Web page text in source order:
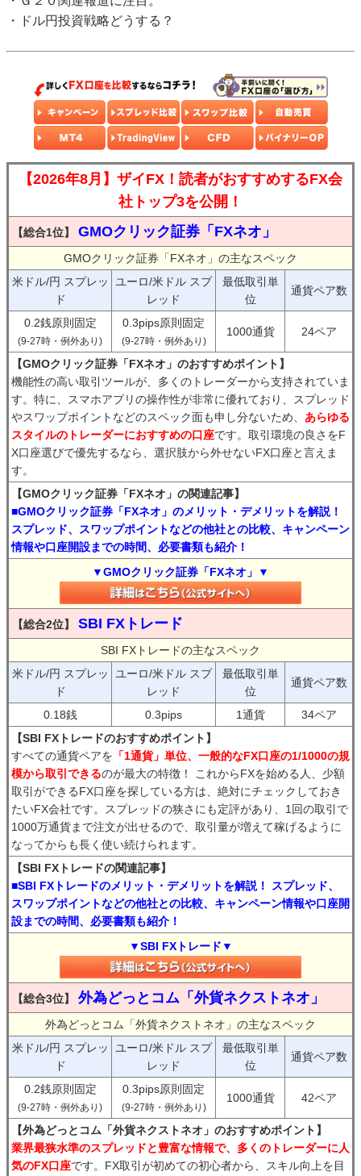
・ドル円投資戦略どうする？
【2026年8月】ザイFX！読者がおすすめするFX会
社トップ3を公開！
【総合1位】 GMOクリック証券「FXネオ」
GMOクリック証券「FXネオ」の主なスペック
米ドル/円 スプレッ
ド
ユーロ/米ドル スプ
レッド
最低取引単
位
通貨ペア数
0.2銭原則固定
(9-27時・例外あり)
0.3pips原則固定
(9-27時・例外あり)
1000通貨 24ペア
【GMOクリック証券「FXネオ」のおすすめポイント】
機能性の高い取引ツールが、多くのトレーダーから支持されていま
す。特に、スマホアプリの操作性が非常に優れており、スプレッド
やスワップポイントなどのスペック面も申し分ないため、 あらゆる
スタイルのトレーダーにおすすめの口座です。取引環境の良さをF
X口座選びで優先するなら、選択肢から外せないFX口座と言えま
す。
【GMOクリック証券「FXネオ」の関連記事】
■GMOクリック証券「FXネオ」のメリット・デメリットを解説！
スプレッド、スワップポイントなどの他社との比較、キャンペーン
情報や口座開設までの時間、必要書類も紹介！
▼GMOクリック証券「FXネオ」▼
【総合2位】 SBI FXトレード
SBI FXトレードの主なスペック
米ドル/円 スプレッ
ド
ユーロ/米ドル スプ
レッド
最低取引単
位
通貨ペア数
0.18銭 0.3pips 1通貨
34ペア
【SBI FXトレードのおすすめポイント】
すべての通貨ペアを 「1通貨」単位、一般的なFX口座の1/1000の規
模から取引できるのが最大の特徴！ これからFXを始める人、少額
取引ができるFX口座を探している方は、絶対にチェックしておき
たいFX会社です。スプレッドの狭さにも定評があり、1回の取引で
1000万通貨まで注文が出せるので、取引量が増えて稼げるように
なってからも長く使い続けられます。
【SBI FXトレードの関連記事】
■SBI FXトレードのメリット・デメリットを解説！ スプレッド、
スワップポイントなどの他社との比較、キャンペーン情報や口座開
設までの時間、必要書類も紹介！
▼SBI FXトレード▼
【総合3位】 外為どっとコム「外貨ネクストネオ」
外為どっとコム「外貨ネクストネオ」の主なスペック
米ドル/円 スプレッ
ド
ユーロ/米ドル スプ
レッド
最低取引単
位
通貨ペア数
0.2銭原則固定
(9-27時・例外あり)
0.3pips原則固定
(9-27時・例外あり)
1000通貨 42ペア
【外為どっとコム「外貨ネクストネオ」のおすすめポイント】
業界最狭水準のスプレッドと豊富な情報で、多くのトレーダーに人
気のFX口座です。FX取引が初めての初心者から、スキル向上を目